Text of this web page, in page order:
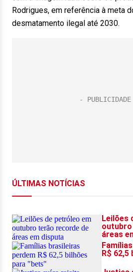
Rodrigues, em referência à meta
desmatamento ilegal até 2030.